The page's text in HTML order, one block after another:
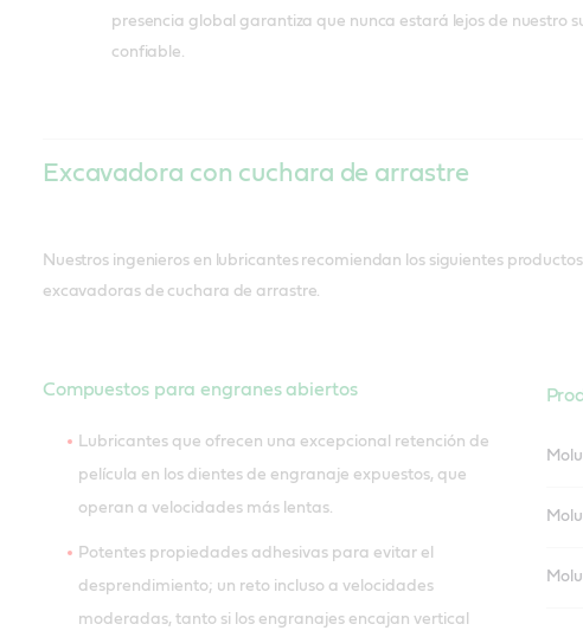
presencia global garantiza que nunca estará lejos de nuestro
confiable.
Excavadora con cuchara de arrastre
Nuestros ingenieros en lubricantes recomiendan los siguientes
excavadoras de cuchara de arrastre.
Compuestos para engranes abiertos
Lubricantes que ofrecen una excepcional retención de
película en los dientes de engranaje expuestos, que
operan a velocidades más lentas.
Potentes propiedades adhesivas para evitar el
desprendimiento; un reto incluso a velocidades
moderadas, tanto si los engranajes encajan vertical